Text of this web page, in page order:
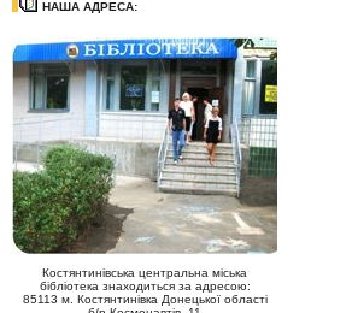
НАША АДРЕСА:
Костянтинівська центральна міська
бібліотека знаходиться за адресою:
85113 м. Костянтинівка Донецької області